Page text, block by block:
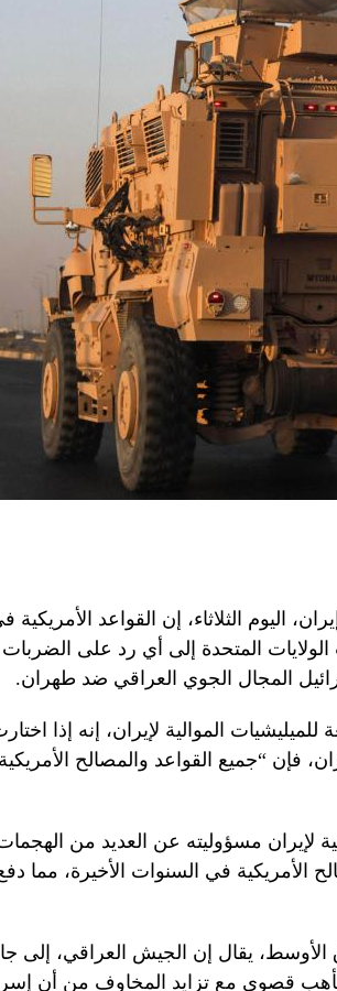
الثلاثاء، إن القواعد الأمريكية
المتحدة إلى أي رد على الضربات
المجال الجوي العراقي ضد طهران.
الموالية لإيران، إنه إذا
فإن “جميع القواعد والمصالح
لإيران مسؤوليته عن العديد من
الأمريكية في السنوات الأخيرة، مما
الأوسط، يقال إن الجيش العراقي، إلى
تأهب قصوى مع تزايد المخاوف من أن